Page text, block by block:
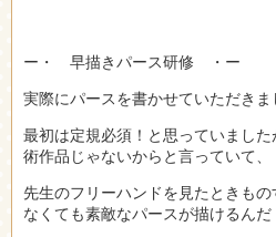
ー・ 早描きパース研修 ・ー
実際にパースを書かせていただきま
最初は定規必須！と思っていまし
術作品じゃないからと言っていて、
先生のフリーハンドを見たときも
なくても素敵なパースが描けるんだ